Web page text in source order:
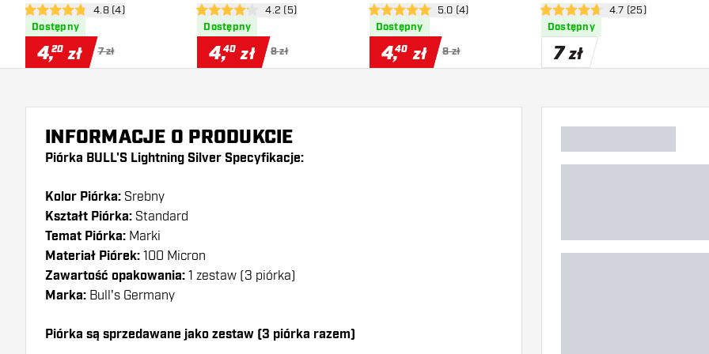
otwórz panel recenzji
4.8 gwiazdki oceny
4.8 (4)
Dostępny
4,20 zł 7 zł
otwórz panel recenzji
4.2 gwiazdki oceny
4.2 (5)
Dostępny
4,40 zł 8 zł
otwórz panel recenzji
5 gwiazdki oceny5.0 (4)
Dostępny
4,40 zł 8 zł
otwórz panel
4.7 gwiazdki oceny4.7 (25)
Dostępny
7 zł
INFORMACJE O PRODUKCIE
Piórka BULL'S Lightning Silver Specyfikacje:
Kolor Piórka: Srebny
Kształt Piórka: Standard
Temat Piórka: Marki
Materiał Piórek: 100 Micron
Zawartość opakowania: 1 zestaw (3 piórka)
Marka: Bull's Germany
Piórka są sprzedawane jako zestaw (3 piórka razem)